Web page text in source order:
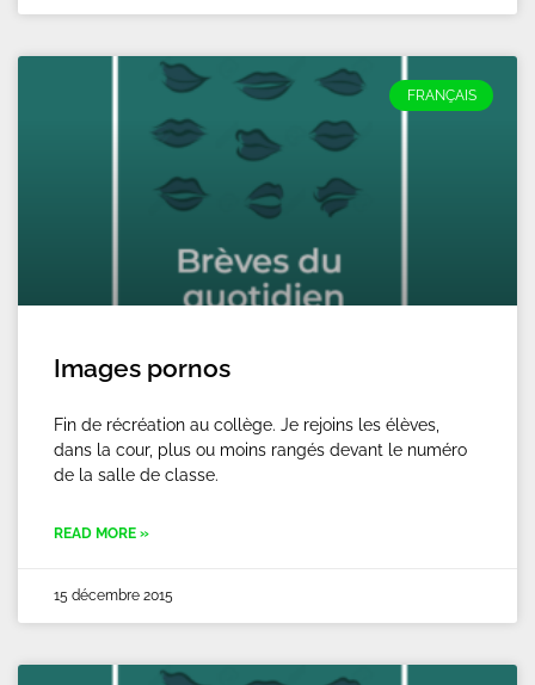
FRANÇAIS
Images pornos
Fin de récréation au collège. Je rejoins les élèves,
dans la cour, plus ou moins rangés devant le numéro
de la salle de classe.
READ MORE »
15 décembre 2015